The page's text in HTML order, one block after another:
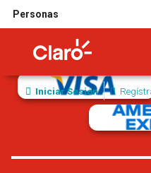
Personas
Iniciar Sesión
Tarjetas de